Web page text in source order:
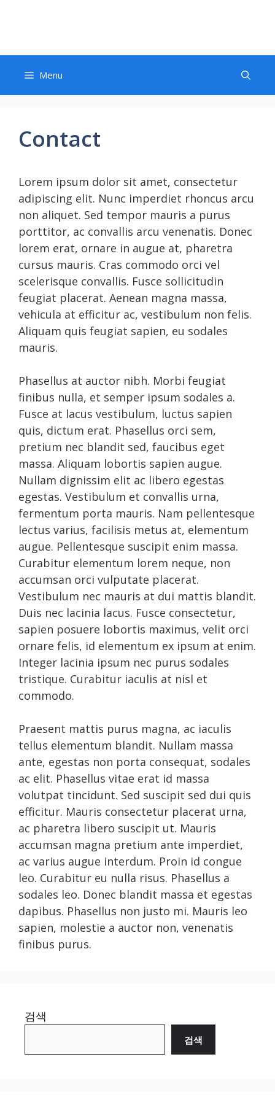
Menu
Contact
Lorem ipsum dolor sit amet, consectetur
adipiscing elit. Nunc imperdiet rhoncus arcu
non aliquet. Sed tempor mauris a purus
porttitor, ac convallis arcu venenatis. Donec
lorem erat, ornare in augue at, pharetra
cursus mauris. Cras commodo orci vel
scelerisque convallis. Fusce sollicitudin
feugiat placerat. Aenean magna massa,
vehicula at efficitur ac, vestibulum non felis.
Aliquam quis feugiat sapien, eu sodales
mauris.
Phasellus at auctor nibh. Morbi feugiat
finibus nulla, et semper ipsum sodales a.
Fusce at lacus vestibulum, luctus sapien
quis, dictum erat. Phasellus orci sem,
pretium nec blandit sed, faucibus eget
massa. Aliquam lobortis sapien augue.
Nullam dignissim elit ac libero egestas
egestas. Vestibulum et convallis urna,
fermentum porta mauris. Nam pellentesque
lectus varius, facilisis metus at, elementum
augue. Pellentesque suscipit enim massa.
Curabitur elementum lorem neque, non
accumsan orci vulputate placerat.
Vestibulum nec mauris at dui mattis blandit.
Duis nec lacinia lacus. Fusce consectetur,
sapien posuere lobortis maximus, velit orci
ornare felis, id elementum ex ipsum at enim.
Integer lacinia ipsum nec purus sodales
tristique. Curabitur iaculis at nisl et
commodo.
Praesent mattis purus magna, ac iaculis
tellus elementum blandit. Nullam massa
ante, egestas non porta consequat, sodales
ac elit. Phasellus vitae erat id massa
volutpat tincidunt. Sed suscipit sed dui quis
efficitur. Mauris consectetur placerat urna,
ac pharetra libero suscipit ut. Mauris
accumsan magna pretium ante imperdiet,
ac varius augue interdum. Proin id congue
leo. Curabitur eu nulla risus. Phasellus a
sodales leo. Donec blandit massa et egestas
dapibus. Phasellus non justo mi. Mauris leo
sapien, molestie a auctor non, venenatis
finibus purus.
검색
검색